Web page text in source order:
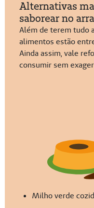
Alternativas
saborear no
Além de terem tudo
alimentos estão
Ainda assim, vale
consumir sem
Milho verde